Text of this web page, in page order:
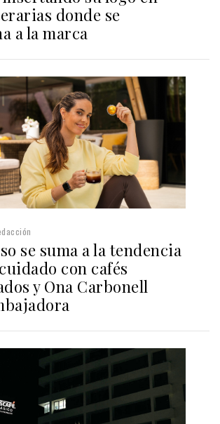
donde se
a la marca
se suma a la tendencia
con cafés
y Ona Carbonell